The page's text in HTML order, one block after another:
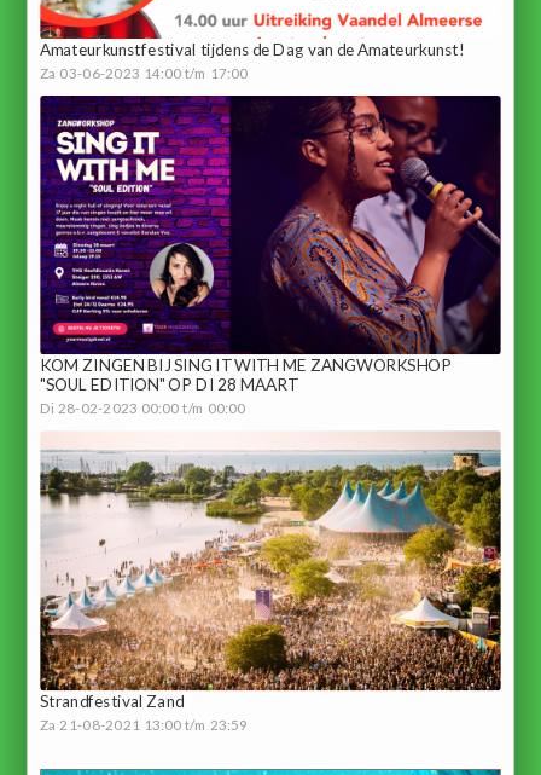
Amateurkunstfestival tijdens de Dag van de Amateurkunst!
Za 03-06-2023 14:00 t/m 17:00
KOM ZINGEN BIJ SING IT WITH ME ZANGWORKSHOP
"SOUL EDITION" OP DI 28 MAART
Di 28-02-2023 00:00 t/m 00:00
Strandfestival Zand
Za 21-08-2021 13:00 t/m 23:59